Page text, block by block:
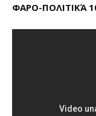
ΦΑΡΟ-ΠΟΛΙΤΙΚΆ